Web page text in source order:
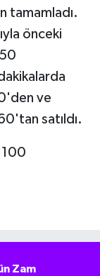
tamamladı.
önceki
ve
satıldı.
100
Zam